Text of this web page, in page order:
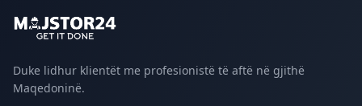
Duke lidhur klientët me profesionistë të aftë në gjithë
Maqedoninë.